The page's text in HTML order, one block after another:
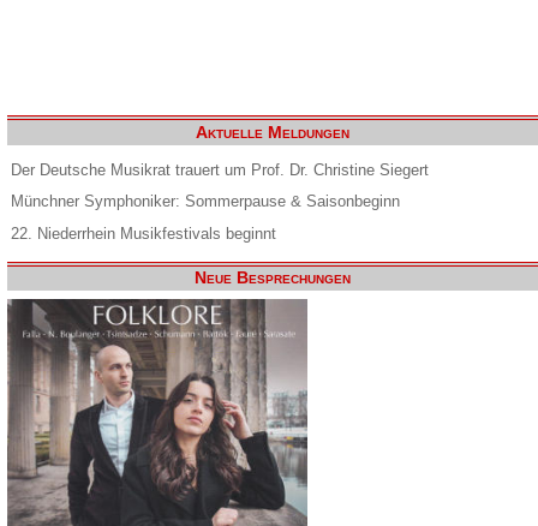
Aktuelle Meldungen
Der Deutsche Musikrat trauert um Prof. Dr. Christine Siegert
Münchner Symphoniker: Sommerpause & Saisonbeginn
22. Niederrhein Musikfestivals beginnt
Neue Besprechungen